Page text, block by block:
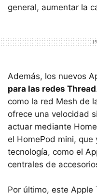
general, aumentar la
Además, los nuevos
para las redes Thread
como la red Mesh de
ofrece una velocidad
actuar mediante
el HomePod mini,
tecnología, como el
centrales de
Por último, este Apple